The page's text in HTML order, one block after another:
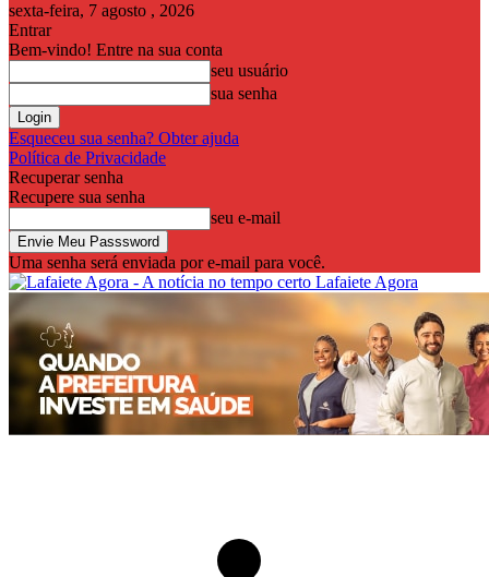
sexta-feira, 7 agosto , 2026
Entrar
Bem-vindo! Entre na sua conta
seu usuário
sua senha
Esqueceu sua senha? Obter ajuda
Política de Privacidade
Recuperar senha
Recupere sua senha
seu e-mail
Uma senha será enviada por e-mail para você.
Lafaiete Agora